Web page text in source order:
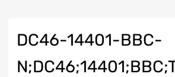
DC46-14401-BBC-